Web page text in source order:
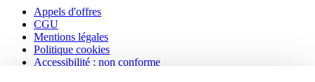
Appels d'offres
CGU
Mentions légales
Politique cookies
Accessibilité : non conforme